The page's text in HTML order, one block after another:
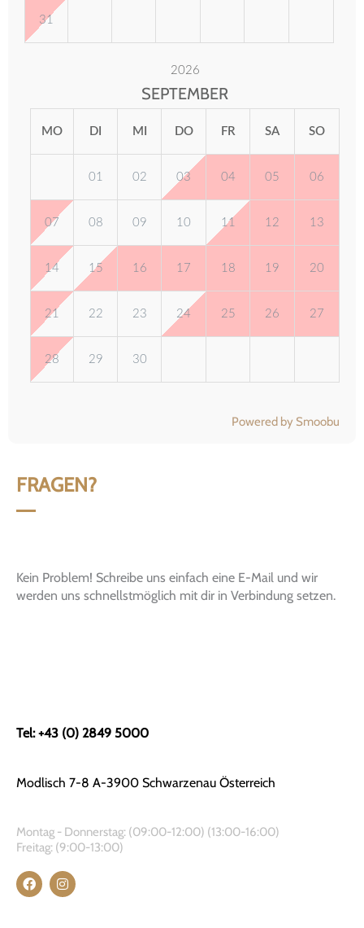
31
2026
SEPTEMBER
MO DI MI DO FR SA SO
01 02 03 04 05 06
07 08 09 10 11 12 13
14 15 16 17 18 19 20
21 22 23 24 25 26 27
28 29 30
Powered by Smoobu
FRAGEN?
Kein Problem! Schreibe uns einfach eine E-Mail und wir
werden uns schnellstmöglich mit dir in Verbindung setzen.
Tel: +43 (0) 2849 5000
Modlisch 7-8 A-3900 Schwarzenau Österreich
Montag - Donnerstag: (09:00-12:00) (13:00-16:00)
Freitag: (9:00-13:00)
F
a
I
n